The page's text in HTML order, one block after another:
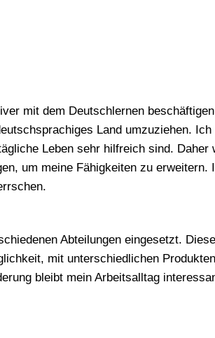
mit dem Deutschlernen
Land umzuziehen. Ich
Leben sehr hilfreich sind. Daher
um meine Fähigkeiten zu erweitern.
Abteilungen eingesetzt.
mit unterschiedlichen
bleibt mein Arbeitsalltag